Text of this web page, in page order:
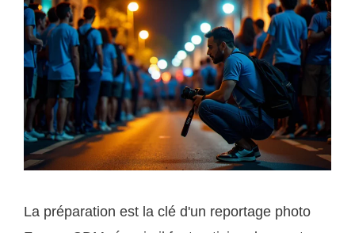
La préparation est la clé d'un reportage photo